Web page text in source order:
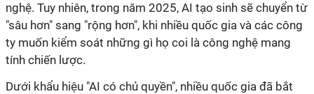
nghệ. Tuy nhiên, trong năm 2025, AI tạo sinh sẽ chuyển từ
"sâu hơn" sang "rộng hơn", khi nhiều quốc gia và các công
ty muốn kiểm soát những gì họ coi là công nghệ mang
tính chiến lược.
Dưới khẩu hiệu "AI có chủ quyền", nhiều quốc gia đã bắt